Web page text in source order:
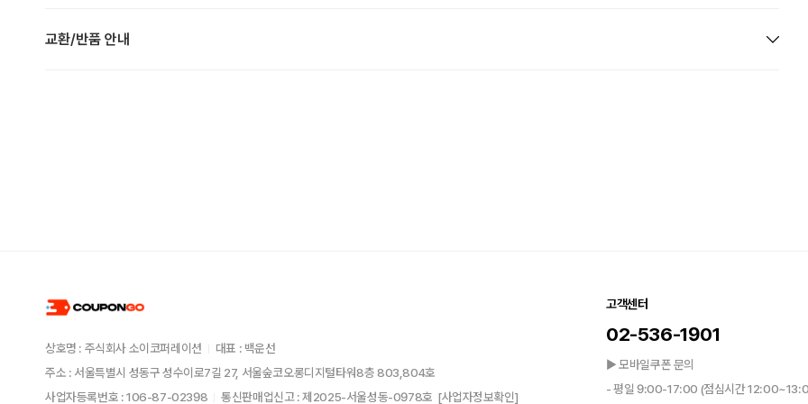
교환/반품 안내
상호명 : 주식회사 소이코퍼레이션
대표 : 백운선
주소 : 서울특별시 성동구 성수이로7길 27, 서울숲코오롱디지털타워8층 803,804호
사업자등록번호 : 106-87-02398
통신판매업신고 : 제2025-서울성동-0978호 [사업자정보확인]
고객센터
02-536-1901
▶ 모바일쿠폰 문의
- 평일 9:00-17:00 (점심시간